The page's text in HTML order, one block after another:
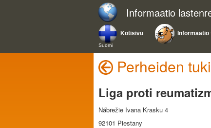
Informaatio
Kotisivu
Suomi
Perheiden
Liga proti
Nábrežie Ivana Krasku 4
92101 Piestany